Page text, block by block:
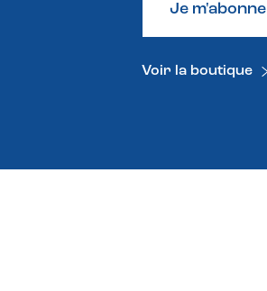
Je m'abonne
Voir la boutique